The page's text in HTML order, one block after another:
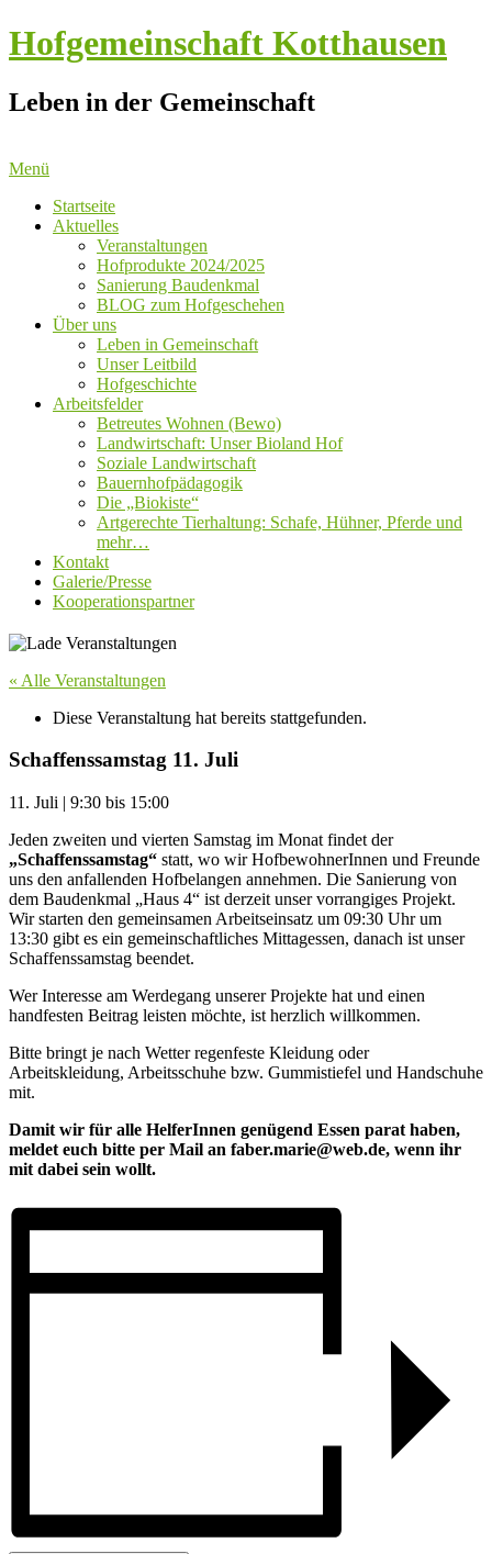
Hofgemeinschaft Kotthausen
Leben in der Gemeinschaft
Menü
Startseite
Aktuelles
Veranstaltungen
Hofprodukte 2024/2025
Sanierung Baudenkmal
BLOG zum Hofgeschehen
Über uns
Leben in Gemeinschaft
Unser Leitbild
Hofgeschichte
Arbeitsfelder
Betreutes Wohnen (Bewo)
Landwirtschaft: Unser Bioland Hof
Soziale Landwirtschaft
Bauernhofpädagogik
Die „Biokiste“
Artgerechte Tierhaltung: Schafe, Hühner, Pferde und
mehr…
Kontakt
Galerie/Presse
Kooperationspartner
« Alle Veranstaltungen
Diese Veranstaltung hat bereits stattgefunden.
Schaffenssamstag 11. Juli
11. Juli | 9:30 bis 15:00
Jeden zweiten und vierten Samstag im Monat findet der
„Schaffenssamstag“ statt, wo wir HofbewohnerInnen und Freunde
uns den anfallenden Hofbelangen annehmen. Die Sanierung von
dem Baudenkmal „Haus 4“ ist derzeit unser vorrangiges Projekt.
Wir starten den gemeinsamen Arbeitseinsatz um 09:30 Uhr um
13:30 gibt es ein gemeinschaftliches Mittagessen, danach ist unser
Schaffenssamstag beendet.
Wer Interesse am Werdegang unserer Projekte hat und einen
handfesten Beitrag leisten möchte, ist herzlich willkommen.
Bitte bringt je nach Wetter regenfeste Kleidung oder
Arbeitskleidung, Arbeitsschuhe bzw. Gummistiefel und Handschuhe
mit.
Damit wir für alle HelferInnen genügend Essen parat haben,
meldet euch bitte per Mail an faber.marie@web.de, wenn ihr
mit dabei sein wollt.